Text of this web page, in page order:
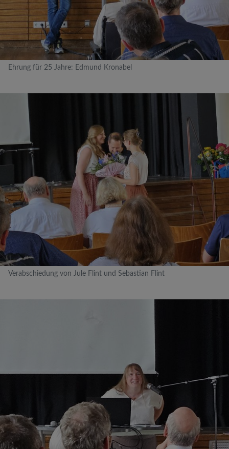
Ehrung für 25 Jahre: Edmund Kronabel
Verabschiedung von Jule Flint und Sebastian Flint